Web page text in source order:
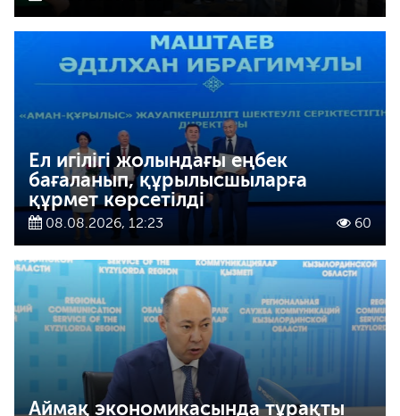
Ел игілігі жолындағы еңбек
бағаланып, құрылысшыларға
құрмет көрсетілді
08.08.2026, 12:23 60
Аймақ экономикасында тұрақты